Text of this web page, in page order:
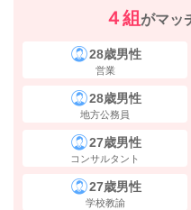
４組 がマッ
28歳男性
営業
28歳男性
地方公務員
27歳男性
コンサルタント
27歳男性
学校教諭